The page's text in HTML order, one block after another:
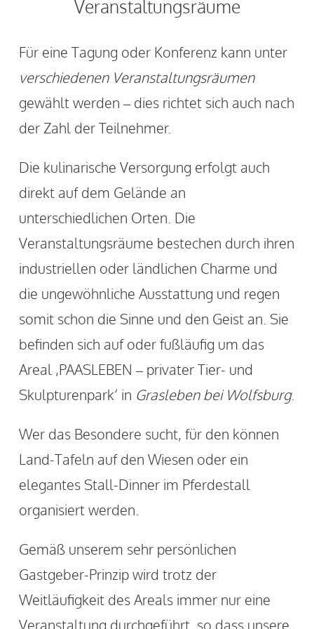
Veranstaltungsräume
Für eine Tagung oder Konferenz kann unter
verschiedenen Veranstaltungsräumen
gewählt werden – dies richtet sich auch nach
der Zahl der Teilnehmer.
Die kulinarische Versorgung erfolgt auch
direkt auf dem Gelände an
unterschiedlichen Orten. Die
Veranstaltungsräume bestechen durch ihren
industriellen oder ländlichen Charme und
die ungewöhnliche Ausstattung und regen
somit schon die Sinne und den Geist an. Sie
befinden sich auf oder fußläufig um das
Areal ‚PAASLEBEN – privater Tier- und
Skulpturenpark‘ in Grasleben bei Wolfsburg.
Wer das Besondere sucht, für den können
Land-Tafeln auf den Wiesen oder ein
elegantes Stall-Dinner im Pferdestall
organisiert werden.
Gemäß unserem sehr persönlichen
Gastgeber-Prinzip wird trotz der
Weitläufigkeit des Areals immer nur eine
Veranstaltung durchgeführt, so dass unsere